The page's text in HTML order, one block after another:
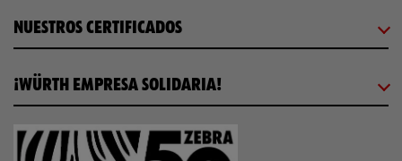
NUESTROS CERTIFICADOS
¡WÜRTH EMPRESA SOLIDARIA!